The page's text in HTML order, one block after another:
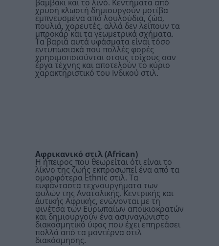
βαμβάκι και το λινό. Κεντήματα από
χρυσή κλωστή δημιουργούν μοτίβα
εμπνευσμένα από λουλούδια, ζώα,
πουλιά, χορευτές, αλλά δεν λείπουν τα
μπροκάρ και τα γεωμετρικά σχήματα.
Τα βαριά αυτά υφάσματα είναι τόσο
εντυπωσιακά που πολλές φορές
χρησιμοποιούνται στους τοίχους σαν
έργα τέχνης και αποτελούν το κύριο
χαρακτηριστικό του Ινδικού στιλ.
Αφρικανικό στιλ (African)
Η ήπειρος που θεωρείται ότι είναι το
λίκνο της ζωής εκπροσωπεί ένα από τα
ομορφότερα Ethnic στιλ. Τα
ευφάνταστα τεχνουργήματα των
φυλών της Ανατολικής, Κεντρικής και
Δυτικής Αφρικής, ενώνονται με τη
φινέτσα των Ευρωπαίων αποικιοκρατών
και δημιουργούν ένα ασυναγώνιστο
διακοσμητικό ύφος που έχει επηρεάσει
πολλά από τα μοντέρνα στιλ
διακόσμησης.